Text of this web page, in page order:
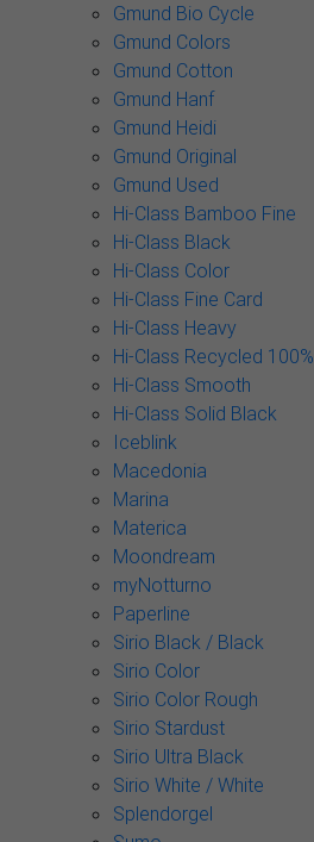
Gmund Bio Cycle
Gmund Colors
Gmund Cotton
Gmund Hanf
Gmund Heidi
Gmund Original
Gmund Used
Hi-Class Bamboo Fine
Hi-Class Black
Hi-Class Color
Hi-Class Fine Card
Hi-Class Heavy
Hi-Class Recycled 100%
Hi-Class Smooth
Hi-Class Solid Black
Iceblink
Macedonia
Marina
Materica
Moondream
myNotturno
Paperline
Sirio Black / Black
Sirio Color
Sirio Color Rough
Sirio Stardust
Sirio Ultra Black
Sirio White / White
Splendorgel